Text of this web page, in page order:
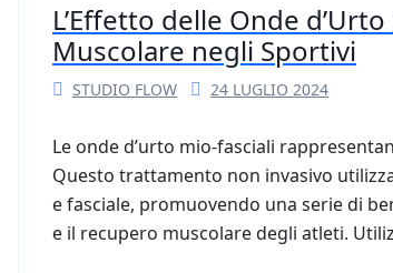
L’Effetto delle Onde
Muscolare negli Sportivi
STUDIO FLOW 24 LUGLIO 2024
Le onde d’urto mio-fasciali
Questo trattamento non invasivo
e fasciale, promuovendo una serie di
e il recupero muscolare degli atleti.